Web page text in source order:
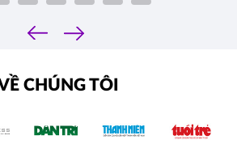
‹
›
CHÚNG TÔI